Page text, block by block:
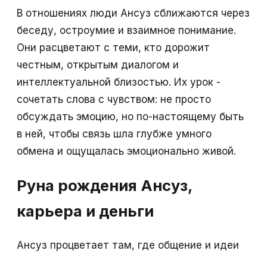
В отношениях люди Ансуз сближаются через
беседу, остроумие и взаимное понимание.
Они расцветают с теми, кто дорожит
честным, открытым диалогом и
интеллектуальной близостью. Их урок -
сочетать слова с чувством: не просто
обсуждать эмоцию, но по-настоящему быть
в ней, чтобы связь шла глубже умного
обмена и ощущалась эмоционально живой.
Руна рождения Ансуз,
карьера и деньги
Ансуз процветает там, где общение и идеи